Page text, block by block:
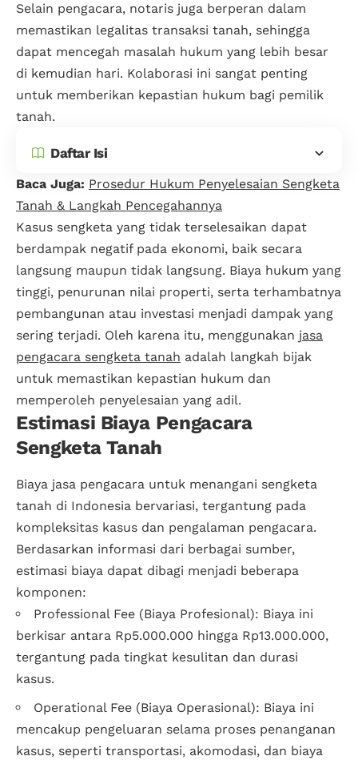
Selain pengacara, notaris juga berperan dalam
memastikan legalitas transaksi tanah, sehingga
dapat mencegah masalah hukum yang lebih besar
di kemudian hari. Kolaborasi ini sangat penting
untuk memberikan kepastian hukum bagi pemilik
tanah.
Daftar Isi
Baca Juga: Prosedur Hukum Penyelesaian Sengketa
Tanah & Langkah Pencegahannya
Kasus sengketa yang tidak terselesaikan dapat
berdampak negatif pada ekonomi, baik secara
langsung maupun tidak langsung. Biaya hukum yang
tinggi, penurunan nilai properti, serta terhambatnya
pembangunan atau investasi menjadi dampak yang
sering terjadi. Oleh karena itu, menggunakan jasa
pengacara sengketa tanah adalah langkah bijak
untuk memastikan kepastian hukum dan
memperoleh penyelesaian yang adil.
Estimasi Biaya Pengacara
Sengketa Tanah
Biaya jasa pengacara untuk menangani sengketa
tanah di Indonesia bervariasi, tergantung pada
kompleksitas kasus dan pengalaman pengacara.
Berdasarkan informasi dari berbagai sumber,
estimasi biaya dapat dibagi menjadi beberapa
komponen:
Professional Fee (Biaya Profesional): Biaya ini
berkisar antara Rp5.000.000 hingga Rp13.000.000,
tergantung pada tingkat kesulitan dan durasi
kasus.
Operational Fee (Biaya Operasional): Biaya ini
mencakup pengeluaran selama proses penanganan
kasus, seperti transportasi, akomodasi, dan biaya